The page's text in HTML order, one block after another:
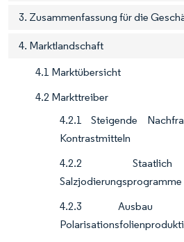
3. Zusammenfassung für die
4. Marktlandschaft
4.1 Marktübersicht
4.2 Markttreiber
4.2.1 Steigende
Kontrastmitteln
4.2.2 Staatlich
Salzjodierungsprogramme
4.2.3 Ausbau